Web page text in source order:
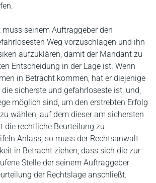
muss seinem Auftraggeber den
Weg vorzuschlagen und ihn
aufzuklären, damit der Mandant zu
Entscheidung in der Lage ist. Wenn
in Betracht kommen, hat er diejenige
sicherste und gefahrloseste ist, und,
möglich sind, um den erstrebten Erfolg
wählen, auf dem dieser am sichersten
die rechtliche Beurteilung zu
Anlass, so muss der Rechtsanwalt
in Betracht ziehen, dass sich die zur
Stelle der seinem Auftraggeber
der Rechtslage anschließt.